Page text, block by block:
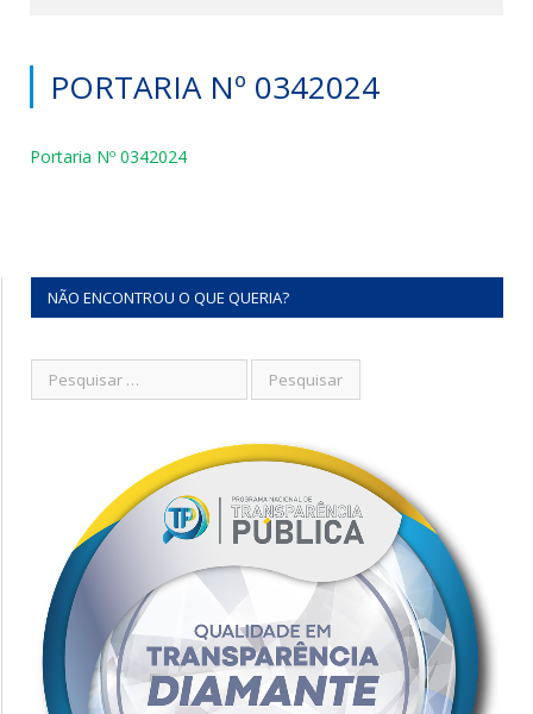
PORTARIA Nº 0342024
Portaria Nº 0342024
NÃO ENCONTROU O QUE QUERIA?